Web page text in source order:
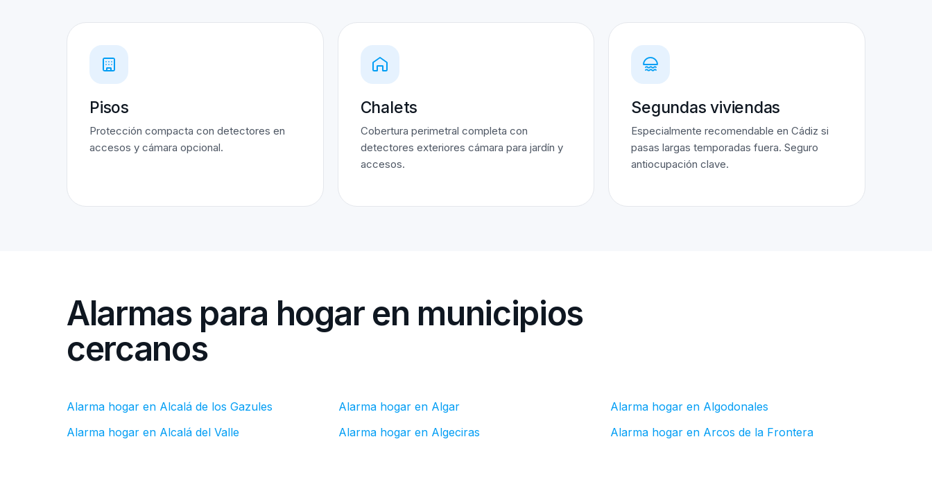
Pisos
Protección compacta con detectores en
accesos y cámara opcional.
Chalets
Cobertura perimetral completa con
detectores exteriores cámara para jardín y
accesos.
Segundas viviendas
Especialmente recomendable en Cádiz si
pasas largas temporadas fuera. Seguro
antiocupación clave.
Alarmas para hogar en municipios
cercanos
Alarma hogar en Alcalá de los Gazules
Alarma hogar en Alcalá del Valle
Alarma hogar en Algar
Alarma hogar en Algeciras
Alarma hogar en Algodonales
Alarma hogar en Arcos de la Frontera